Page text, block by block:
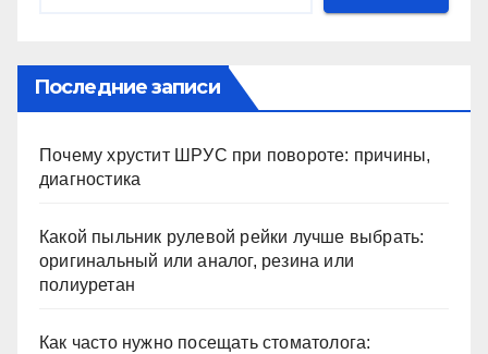
Последние записи
Почему хрустит ШРУС при повороте: причины,
диагностика
Какой пыльник рулевой рейки лучше выбрать:
оригинальный или аналог, резина или
полиуретан
Как часто нужно посещать стоматолога: